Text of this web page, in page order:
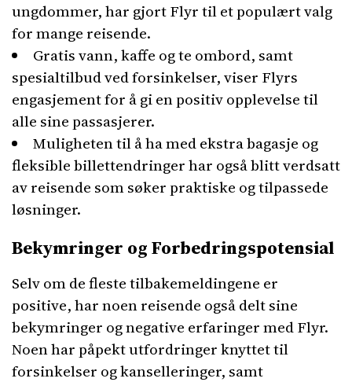
ungdommer, har gjort Flyr til et populært valg
for mange reisende.
Gratis vann, kaffe og te ombord, samt
spesialtilbud ved forsinkelser, viser Flyrs
engasjement for å gi en positiv opplevelse til
alle sine passasjerer.
Muligheten til å ha med ekstra bagasje og
fleksible billettendringer har også blitt verdsatt
av reisende som søker praktiske og tilpassede
løsninger.
Bekymringer og Forbedringspotensial
Selv om de fleste tilbakemeldingene er
positive, har noen reisende også delt sine
bekymringer og negative erfaringer med Flyr.
Noen har påpekt utfordringer knyttet til
forsinkelser og kanselleringer, samt